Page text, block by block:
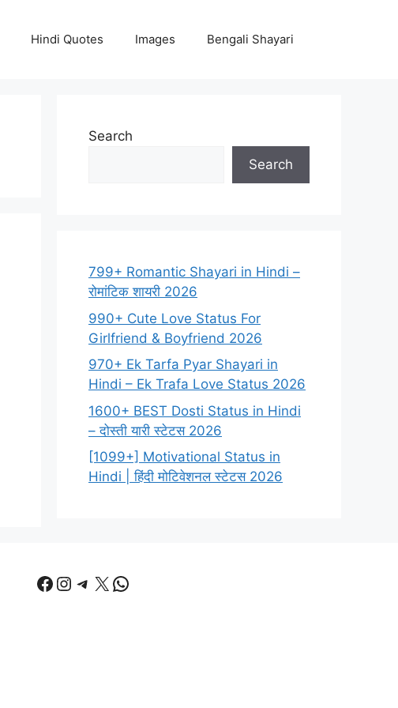
Hindi Quotes Images Bengali Shayari
Search
Search
799+ Romantic Shayari in Hindi –
रोमांटिक शायरी 2026
990+ Cute Love Status For
Girlfriend & Boyfriend 2026
970+ Ek Tarfa Pyar Shayari in
Hindi – Ek Trafa Love Status 2026
1600+ BEST Dosti Status in Hindi
– दोस्ती यारी स्टेटस 2026
[1099+] Motivational Status in
Hindi | हिंदी मोटिवेशनल स्टेटस 2026
Facebook
Instagram
Telegram
X WhatsApp